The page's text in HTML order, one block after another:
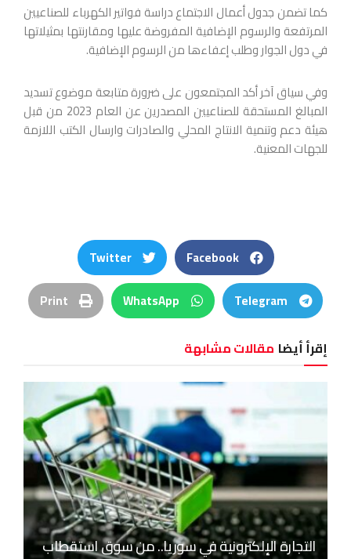
كما تضمن جدول أعمال الاجتماع دراسة فواتير الكهرباء للصناعيين
المرتفعة والرسوم الإضافية المفروضة عليها ومقارنتها بمثيلاتها
في دول الجوار وطلب إعفاءها من الرسوم الإضافية.
وفي سياق آخر أكد المجتمعون على ضرورة متابعة موضوع تسديد
المبالغ المستحقة للصناعيين المصدرين عن العام 2023 من قبل
هيئة دعم وتنمية الانتاج المحلي والصادرات وارسال الكتب اللازمة
للجهات المعنية.
Facebook
Twitter
Telegram
WhatsApp
Print
إقرأ أيضا مقالات مشابهة
التجارة الإلكترونية في سوريا.. من سوق استقطاب